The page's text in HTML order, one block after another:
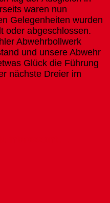
waren nun
Gelegenheiten wurden
oder abgeschlossen.
Abwehrbollwerk
und unsere Abwehr
Glück die Führung
nächste Dreier im